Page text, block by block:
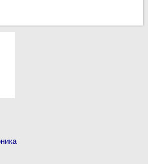
проректора Асенчика О.Д. с